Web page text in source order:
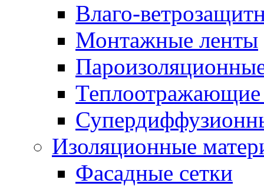
Влаго-
Монтажные ленты
Теплоотражающие
Изоляционные
Фасадные сетки